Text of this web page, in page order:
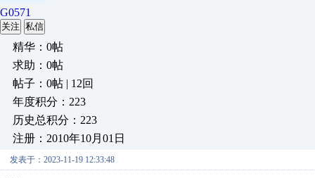
G0571
关注 私信
精华：0帖
求助：0帖
帖子：0帖 | 12回
年度积分：223
历史总积分：223
注册：2010年10月01日
发表于：2023-11-19 12:33:48